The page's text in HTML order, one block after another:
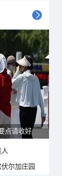
真容
尔加庄园